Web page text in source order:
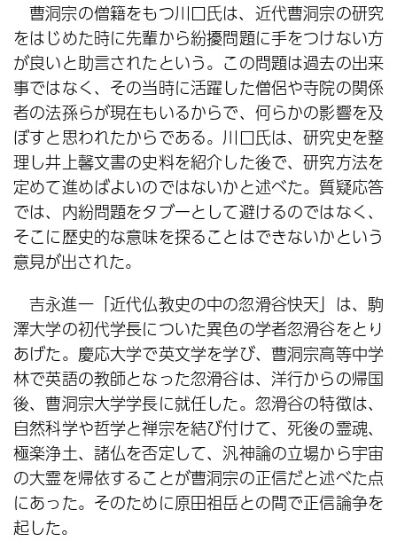
曹洞宗の僧籍をもつ川口氏は、近代曹洞宗の研究
をはじめた時に先輩から紛擾問題に手をつけない方
が良いと助言されたという。この問題は過去の出来
事ではなく、その当時に活躍した僧侶や寺院の関係
者の法孫らが現在もいるからで、何らかの影響を及
ぼすと思われたからである。川口氏は、研究史を整
理し井上馨文書の史料を紹介した後で、研究方法を
定めて進めばよいのではないかと述べた。質疑応答
では、内紛問題をタブーとして避けるのではなく、
そこに歴史的な意味を探ることはできないかという
意見が出された。
吉永進一「近代仏教史の中の忽滑谷快天」は、駒
澤大学の初代学長についた異色の学者忽滑谷をとり
あげた。慶応大学で英文学を学び、曹洞宗高等中学
林で英語の教師となった忽滑谷は、洋行からの帰国
後、曹洞宗大学学長に就任した。忽滑谷の特徴は、
自然科学や哲学と禅宗を結び付けて、死後の霊魂、
極楽浄土、諸仏を否定して、汎神論の立場から宇宙
の大霊を帰依することが曹洞宗の正信だと述べた点
にあった。そのために原田祖岳との間で正信論争を
起した。